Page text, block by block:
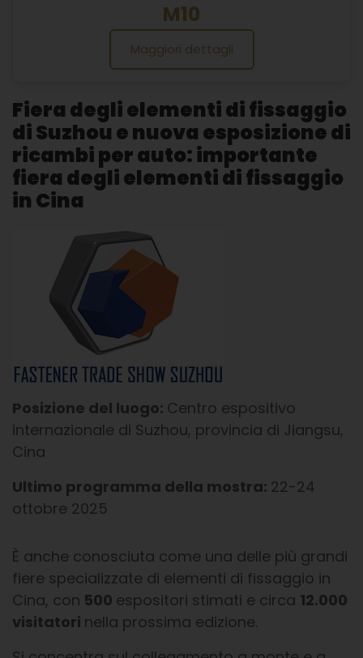
M10
Maggiori dettagli
Fiera degli elementi di fissaggio
di Suzhou e nuova esposizione di
ricambi per auto: importante
fiera degli elementi di fissaggio
in Cina
Posizione del luogo: Centro espositivo
internazionale di Suzhou, provincia di Jiangsu,
Cina
Ultimo programma della mostra: 22-24
ottobre 2025
È anche conosciuta come una delle più grandi
fiere specializzate di elementi di fissaggio in
Cina, con 500 espositori stimati e circa 12.000
visitatori nella prossima edizione.